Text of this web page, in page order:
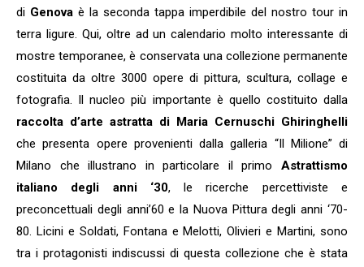
di Genova è la seconda tappa imperdibile del nostro tour in
terra ligure. Qui, oltre ad un calendario molto interessante di
mostre temporanee, è conservata una collezione permanente
costituita da oltre 3000 opere di pittura, scultura, collage e
fotografia. Il nucleo più importante è quello costituito dalla
raccolta d’arte astratta di Maria Cernuschi Ghiringhelli
che presenta opere provenienti dalla galleria “Il Milione” di
Milano che illustrano in particolare il primo Astrattismo
italiano degli anni ‘30, le ricerche percettiviste e
preconcettuali degli anni’60 e la Nuova Pittura degli anni ‘70-
80. Licini e Soldati, Fontana e Melotti, Olivieri e Martini, sono
tra i protagonisti indiscussi di questa collezione che è stata